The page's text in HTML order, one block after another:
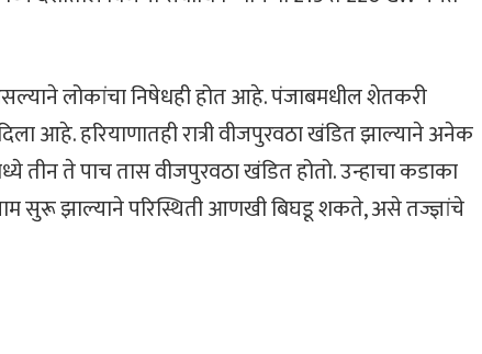
लोकांचा निषेधही होत आहे. पंजाबमधील शेतकरी
आहे. हरियाणातही रात्री वीजपुरवठा खंडित झाल्याने अनेक
तीन ते पाच तास वीजपुरवठा खंडित होतो. उन्हाचा कडाका
सुरू झाल्याने परिस्थिती आणखी बिघडू शकते, असे तज्ज्ञांचे